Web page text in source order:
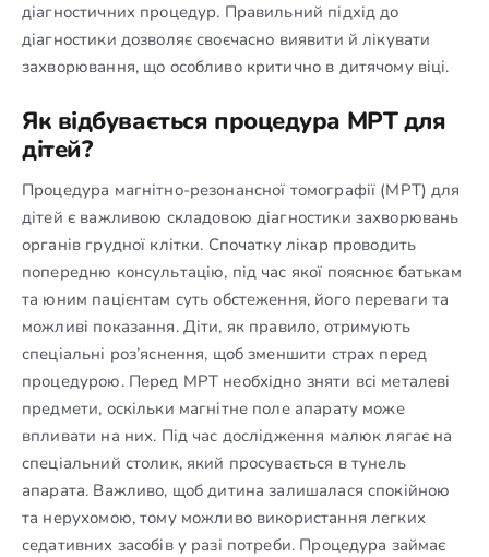
діагностичних процедур. Правильний підхід до
діагностики дозволяє своєчасно виявити й лікувати
захворювання, що особливо критично в дитячому віці.
Як відбувається процедура МРТ для
дітей?
Процедура магнітно-резонансної томографії (МРТ) для
дітей є важливою складовою діагностики захворювань
органів грудної клітки. Спочатку лікар проводить
попередню консультацію, під час якої пояснює батькам
та юним пацієнтам суть обстеження, його переваги та
можливі показання. Діти, як правило, отримують
спеціальні роз’яснення, щоб зменшити страх перед
процедурою. Перед МРТ необхідно зняти всі металеві
предмети, оскільки магнітне поле апарату може
впливати на них. Під час дослідження малюк лягає на
спеціальний столик, який просувається в тунель
апарата. Важливо, щоб дитина залишалася спокійною
та нерухомою, тому можливо використання легких
седативних засобів у разі потреби. Процедура займає